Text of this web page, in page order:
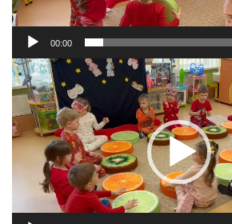
00:00
Video
atskaņotājs